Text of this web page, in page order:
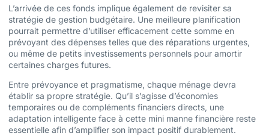
L’arrivée de ces fonds implique également de revisiter sa
stratégie de gestion budgétaire. Une meilleure planification
pourrait permettre d’utiliser efficacement cette somme en
prévoyant des dépenses telles que des réparations urgentes,
ou même de petits investissements personnels pour amortir
certaines charges futures.
Entre prévoyance et pragmatisme, chaque ménage devra
établir sa propre stratégie. Qu’il s’agisse d’économies
temporaires ou de compléments financiers directs, une
adaptation intelligente face à cette mini manne financière reste
essentielle afin d’amplifier son impact positif durablement.